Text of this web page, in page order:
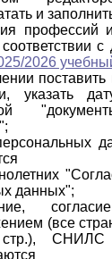
и
профессий
с
2026
указать
данных";
(все
СНИЛС